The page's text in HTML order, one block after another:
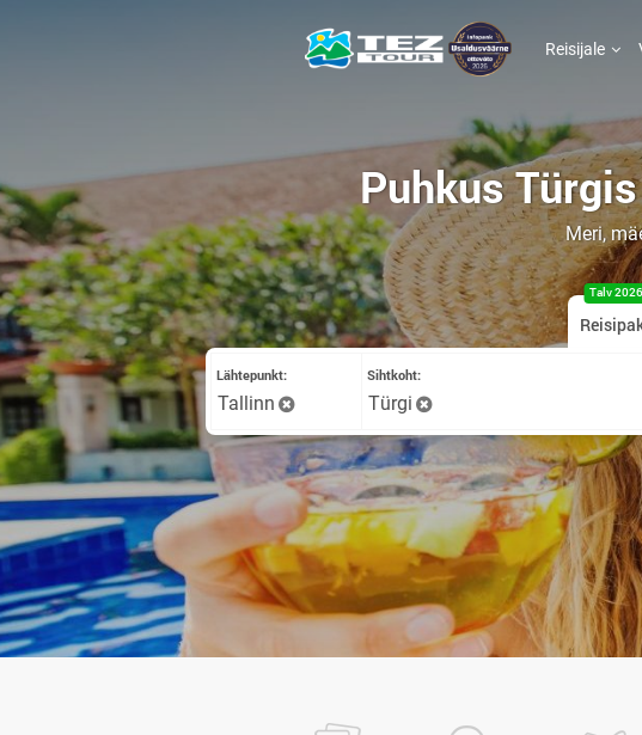
Reisijale
Puhkus
Meri,
Talv
Lähtepunkt:
Tallinn
Sihtkoht:
Тürgi